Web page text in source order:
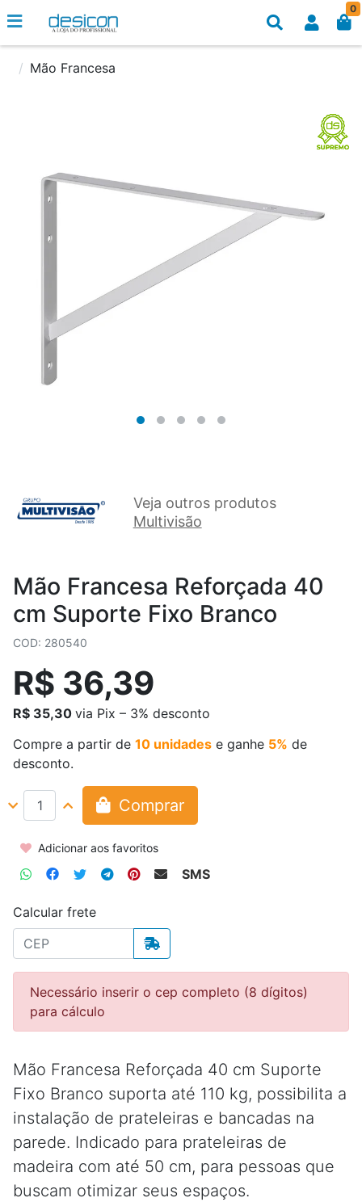
0
Mão Francesa
Veja outros produtos
Multivisão
Mão Francesa Reforçada 40
cm Suporte Fixo Branco
COD: 280540
R$ 36,39
R$ 35,30 via Pix – 3% desconto
Compre a partir de 10 unidades e ganhe 5% de
desconto.
Comprar
Adicionar aos favoritos
SMS
Calcular frete
Necessário inserir o cep completo (8 dígitos)
para cálculo
Mão Francesa Reforçada 40 cm Suporte
Fixo Branco suporta até 110 kg, possibilita a
instalação de prateleiras e bancadas na
parede. Indicado para prateleiras de
madeira com até 50 cm, para pessoas que
buscam otimizar seus espaços.